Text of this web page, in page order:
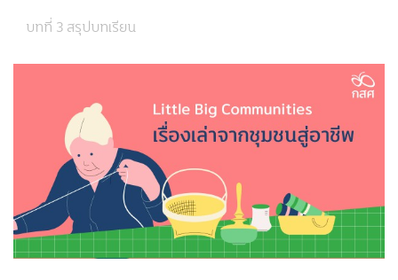
บทที่ 3 สรุปบทเรียน